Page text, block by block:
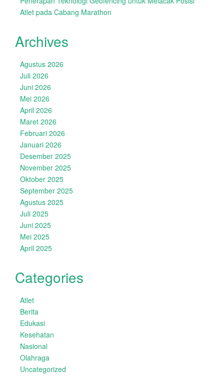
Atlet pada Cabang Marathon
Archives
Agustus 2026
Juli 2026
Juni 2026
Mei 2026
April 2026
Maret 2026
Februari 2026
Januari 2026
Desember 2025
November 2025
Oktober 2025
September 2025
Agustus 2025
Juli 2025
Juni 2025
Mei 2025
April 2025
Categories
Atlet
Berita
Edukasi
Kesehatan
Nasional
Olahraga
Uncategorized